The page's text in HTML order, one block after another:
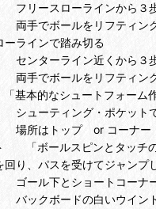
インから３歩でゴー
リフティングしながら
インで踏み切る
近くから３歩でフリ
リフティングしながら
本的なシュートフォーム作
・ポケットでボール
プ or コーナー
「ボールスピンとタッチの
、パスを受けてジャンプし
ョートコーナー
白いウインドウのト